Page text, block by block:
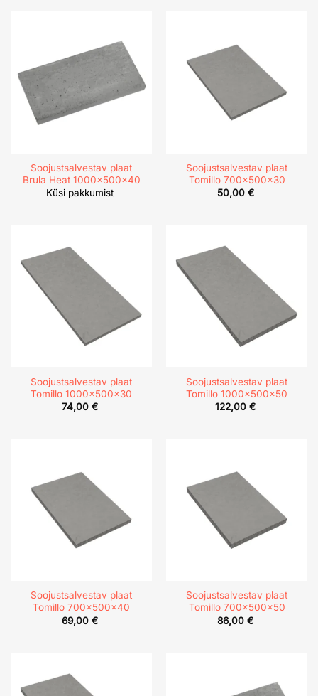
Soojustsalvestav plaat
Brula Heat 1000x500x40
Küsi pakkumist
Soojustsalvestav plaat
Tomillo 700x500x30
50,00 €
Soojustsalvestav plaat
Tomillo 1000x500x30
74,00 €
Soojustsalvestav plaat
Tomillo 1000x500x50
122,00 €
Soojustsalvestav plaat
Tomillo 700x500x40
69,00 €
Soojustsalvestav plaat
Tomillo 700x500x50
86,00 €